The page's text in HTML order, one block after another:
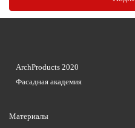
Материалы
ArchProducts 2020
Фасадная академия